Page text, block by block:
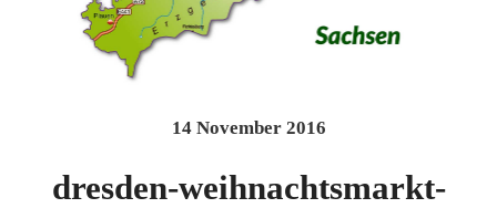
14 November 2016
dresden-weihnachtsmarkt-